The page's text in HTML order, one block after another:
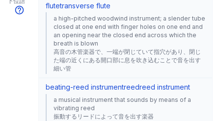
flutetransverse flute
a high-pitched woodwind instrument; a slender tube
closed at one end with finger holes on one end and
an opening near the closed end across which the
breath is blown
高音の木管楽器で、一端が閉じていて指穴があり、閉じ
た端の近くにある開口部に息を吹き込むことで音を出す
細い管
beating-reed instrumentreedreed instrument
a musical instrument that sounds by means of a
vibrating reed
振動するリードによって音を出す楽器